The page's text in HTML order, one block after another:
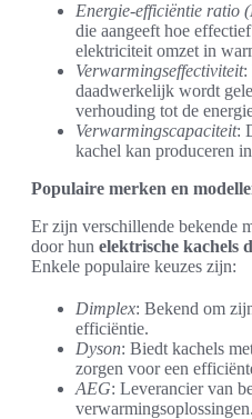
Energie-efficiëntie ratio
die aangeeft hoe
elektriciteit omzet in
Verwarmingseffectiviteit:
daadwerkelijk wordt
verhouding tot de
Verwarmingscapaciteit:
kachel kan produceren
Populaire merken en
Er zijn verschillende bekende
door hun elektrische kachels
Enkele populaire keuzes zijn:
Dimplex: Bekend om
efficiëntie.
Dyson: Biedt kachels
zorgen voor een
AEG: Leverancier van
verwarmingsoplossingen.